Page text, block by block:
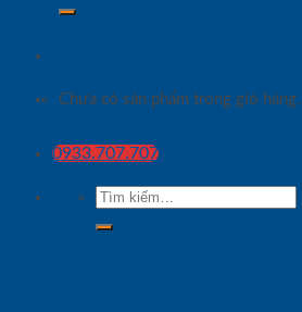
Chưa có sản phẩm trong giỏ hàng.
0933.707.707
Tìm
kiếm: